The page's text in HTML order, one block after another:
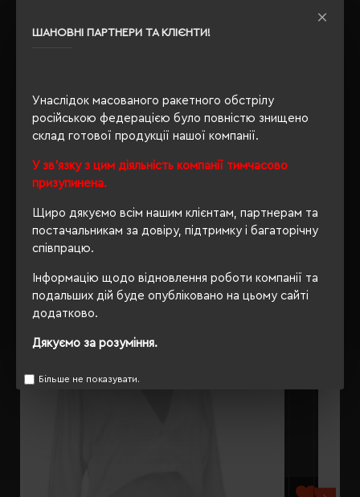
ШАНОВНІ ПАРТНЕРИ ТА КЛІЄНТИ!
Унаслідок масованого ракетного обстрілу
російською федерацією було повністю знищено
склад готової продукції нашої компанії.
У зв'язку з цим діяльність компанії тимчасово
призупинена.
Щиро дякуємо всім нашим клієнтам, партнерам та
постачальникам за довіру, підтримку і багаторічну
співпрацю.
Інформацію щодо відновлення роботи компанії та
подальших дій буде опубліковано на цьому сайті
додатково.
Дякуємо за розуміння.
Більше не показувати.
Recycled Standard
ВІДГУКИ